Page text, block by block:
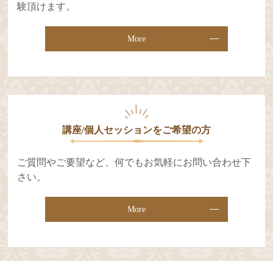
験頂けます。
More
講座/個人セッションをご希望の⽅
ご質問やご要望など、何でもお気軽にお問い合わせ下
さい。
More